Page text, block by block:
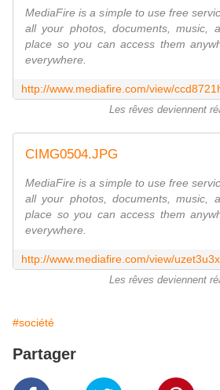
MediaFire is a simple to use free
all your photos, documents, music,
place so you can access them
everywhere.
Les rêves deviennent
CIMG0504.JPG
MediaFire is a simple to use free
all your photos, documents, music,
place so you can access them
everywhere.
Les rêves deviennent
#société
Partager